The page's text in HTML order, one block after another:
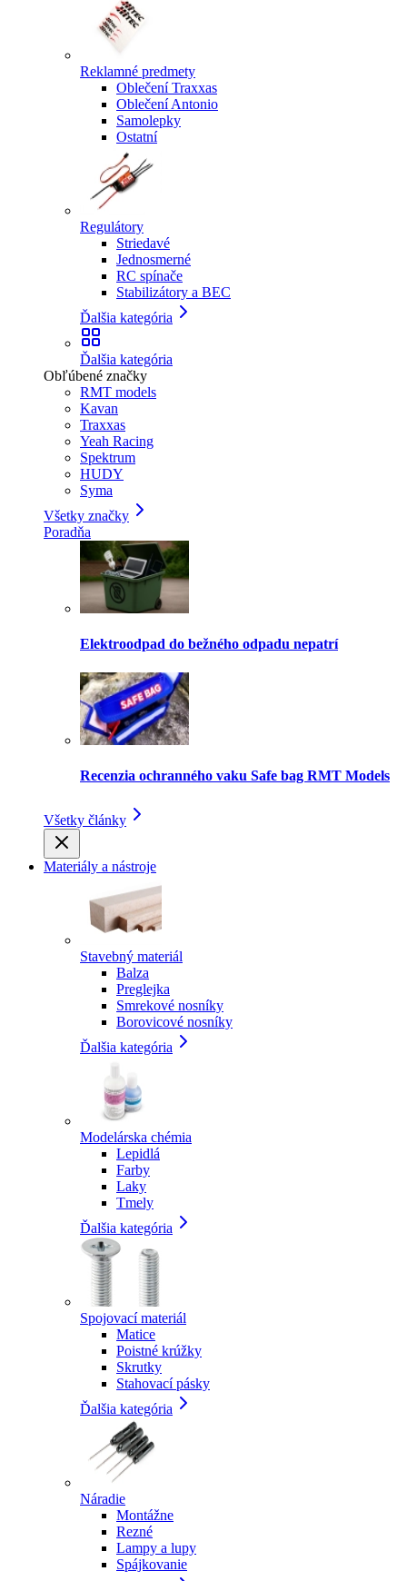
Reklamné predmety
Oblečení Traxxas
Oblečení Antonio
Samolepky
Ostatní
Regulátory
Striedavé
Jednosmerné
RC spínače
Stabilizátory a BEC
Ďalšia kategória
Ďalšia kategória
Obľúbené značky
RMT models
Kavan
Traxxas
Yeah Racing
Spektrum
HUDY
Syma
Všetky značky
Poradňa
Elektroodpad do bežného odpadu nepatrí
Recenzia ochranného vaku Safe bag RMT Models
Všetky články
Materiály a nástroje
Stavebný materiál
Balza
Preglejka
Smrekové nosníky
Borovicové nosníky
Ďalšia kategória
Modelárska chémia
Lepidlá
Farby
Laky
Tmely
Ďalšia kategória
Spojovací materiál
Matice
Poistné krúžky
Skrutky
Stahovací pásky
Ďalšia kategória
Náradie
Montážne
Rezné
Lampy a lupy
Spájkovanie